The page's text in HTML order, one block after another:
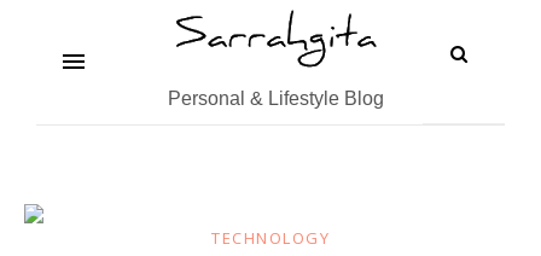
Personal & Lifestyle Blog
TECHNOLOGY